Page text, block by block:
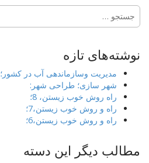
جستجو
برای:
نوشته‌های تازه
مدیریت وسازماندهی آب در کشور؛
شهر سازی؛ طراحی شهر:
راه روش خوب زیستن، 8؛
راه و روش خوب زیستن،7؛
راه و روش خوب زیستن،6؛
مطالب دیگر این دسته